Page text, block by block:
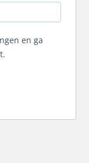
en ga